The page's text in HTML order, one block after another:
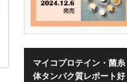
マイコプロテイン・菌糸
体タンパク質レポート好